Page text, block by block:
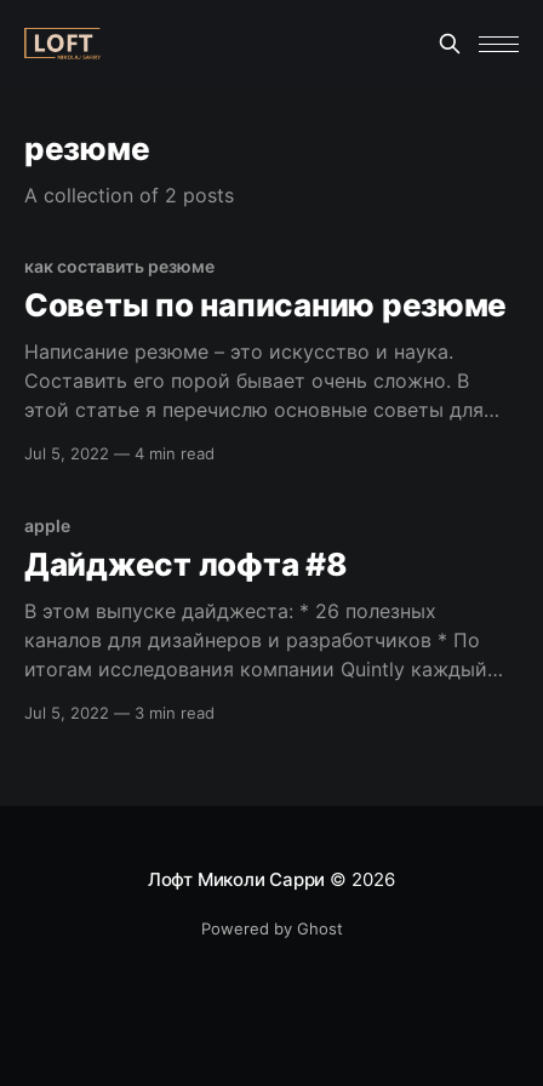
резюме
A collection of 2 posts
как составить резюме
Советы по написанию резюме
Написание резюме – это искусство и наука.
Составить его порой бывает очень сложно. В
этой статье я перечислю основные советы для
резюме. [sendpulse-form id=”278″] Что стоит
простым. Это значит: * Используйте один и тот
же шрифт: например, Arial/Times
Jul 5, 2022 — 4 min read
apple
Дайджест лофта #8
В этом выпуске дайджеста: * 26 полезных
каналов для дизайнеров и разработчиков * По
итогам исследования компании Quintly каждый
Тим Бернерс-Ли высказался о трех наиболее
Jul 5, 2022 — 3 min read
Лофт Миколи Сарри © 2026
Powered by Ghost